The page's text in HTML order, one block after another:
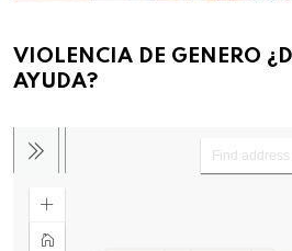
VIOLENCIA DE GENERO
AYUDA?